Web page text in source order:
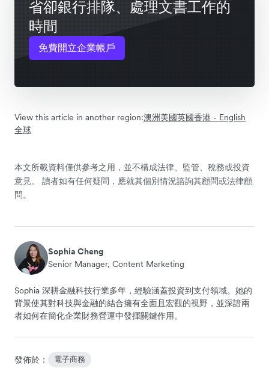
省卻銀行排隊、處理文書工作的
時間
免費開立企業帳戶
View this article in another region:澳洲美國英國香港 - English
全球
本文所載資料僅供參考之用，並不構成法律、監管、稅務或投資
意見。 讀者如有任何疑問，應就其個別情況諮詢其顧問或法律顧
問。
Sophia Cheng
Senior Manager, Content Marketing
Sophia 深耕金融科技行業多年，經驗涵蓋投資到支付領域。她的
背景使其對科技與金融的結合擁有全面且宏觀的視野，並深諳兩
者如何在簡化企業財務營運中發揮關鍵作用。
發佈於： 電子商務